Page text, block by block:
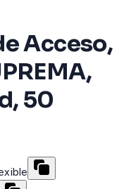
Acceso,
50